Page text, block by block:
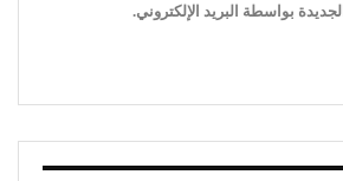
بواسطة البريد الإلكتروني.